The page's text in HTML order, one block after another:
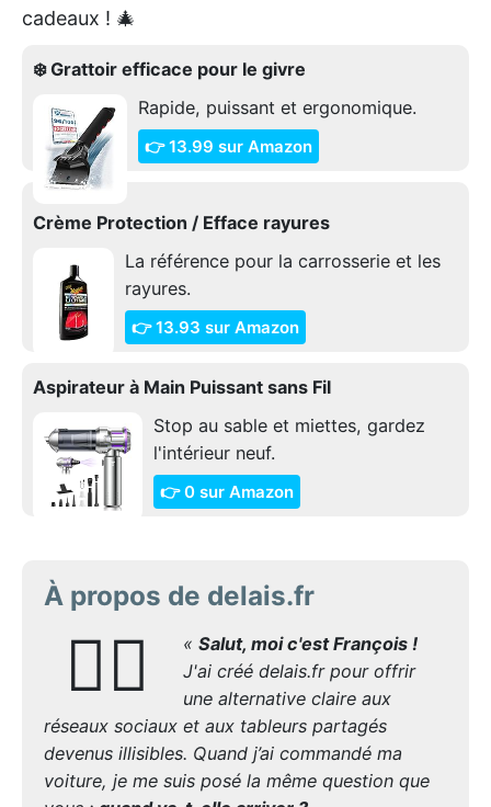
cadeaux ! 🎄
❄️ Grattoir efficace pour le givre
Rapide, puissant et ergonomique.
👉 13.99 sur Amazon
Crème Protection / Efface rayures
La référence pour la carrosserie et les
rayures.
👉 13.93 sur Amazon
Aspirateur à Main Puissant sans Fil
Stop au sable et miettes, gardez
l'intérieur neuf.
👉 0 sur Amazon
À propos de delais.fr
🙋‍♂️ « Salut, moi c'est François !
J'ai créé delais.fr pour offrir
une alternative claire aux
réseaux sociaux et aux tableurs partagés
devenus illisibles. Quand j’ai commandé ma
voiture, je me suis posé la même question que